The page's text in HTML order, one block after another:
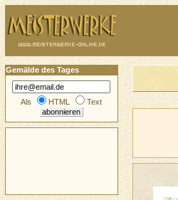
Gemälde des Tages
Als HTML Text